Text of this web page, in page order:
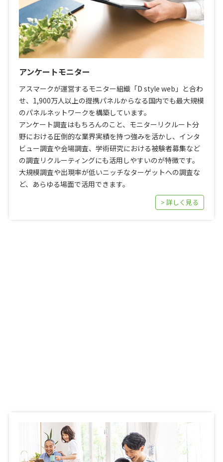
アンケートモニター
アスマークが運営するモニター組織「D style web」と合わ
せ、1,900万人以上の提携パネルからなる国内でも最大規模
のパネルネットワークを構築しています。
アンケート調査はもちろんのこと、モニターリクルート分
野における圧倒的な業界実績を持つ強みを活かし、インタ
ビュー調査や会場調査、学術研究における被験者募集など
の調査リクルーティングにも活用しやすいのが特徴です。
大規模調査や出現率が低いニッチなターゲットへの調査な
ど、あらゆる場面で活用できます。
> 詳しく見る